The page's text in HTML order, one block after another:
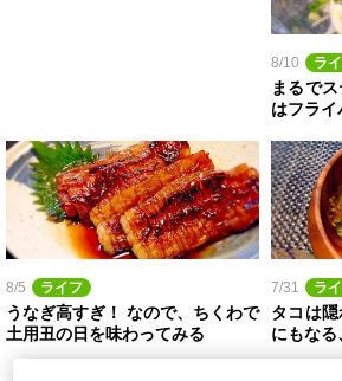
8/10 ラ
まるで
はフライ
8/5 ライフ
うなぎ高すぎ！ なので、ちくわで
土用丑の日を味わってみる
7/31 ラ
タコは
にもな